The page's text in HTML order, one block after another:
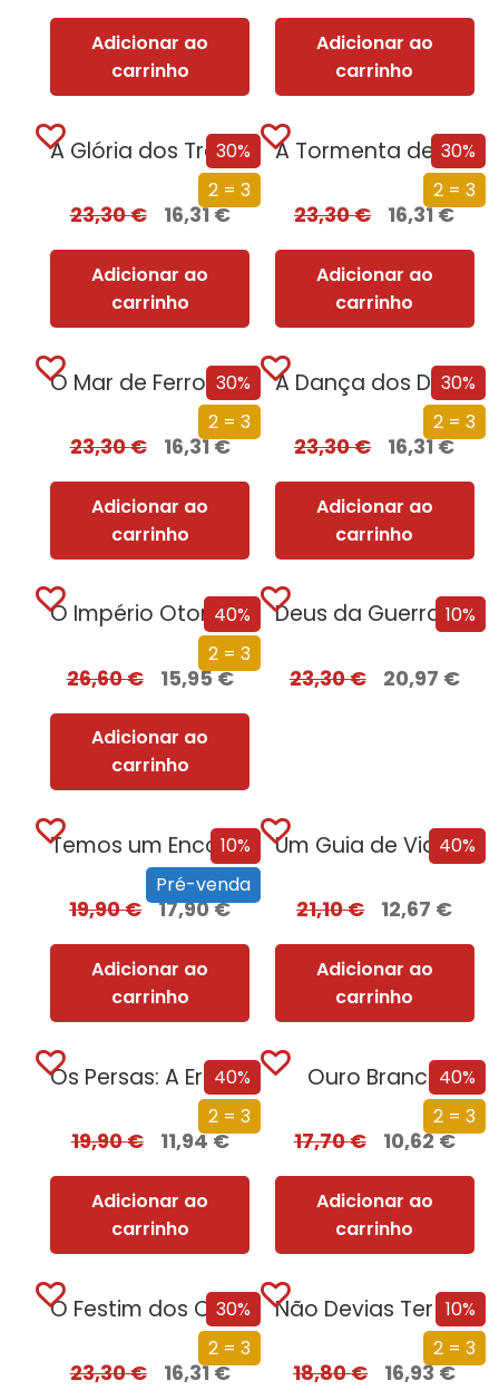
Adicionar ao
carrinho
Adicionar ao
carrinho
30%
2 = 3
A Glória dos Traidores (Edição especial limitada)
23,30€ 16,31€
Adicionar ao
carrinho
30%
2 = 3
A Tormenta de Espadas (Edição especial limitada)
23,30€ 16,31€
Adicionar ao
carrinho
30%
2 = 3
O Mar de Ferro (Edição especial limitada)
23,30€ 16,31€
Adicionar ao
carrinho
30%
2 = 3
A Dança dos Dragões (Edição especial limitada)
23,30€ 16,31€
Adicionar ao
carrinho
40%
2 = 3
O Império Otomano e a Conquista da Europa
26,60€ 15,95€
Adicionar ao
carrinho
10%
Deus da Guerra Edição com EDGES
23,30€ 20,97 €
10%
Pré-venda
Temos um Encontro (Outra Vez) – Edição com EDGES
19,90€ 17,90€
Adicionar ao
carrinho
40%
Um Guia de Viagem Pela Idade Média
21,10€ 12,67 €
Adicionar ao
carrinho
40%
2 = 3
Os Persas: A Era dos Grandes Reis
19,90€ 11,94€
Adicionar ao
carrinho
40%
2 = 3
Ouro Branco
17,70€ 10,62€
Adicionar ao
carrinho
30%
2 = 3
O Festim dos Corvos (Edição especial limitada)
23,30€ 16,31€
10%
2 = 3
Não Devias Ter Vindo
18,80€ 16,93€